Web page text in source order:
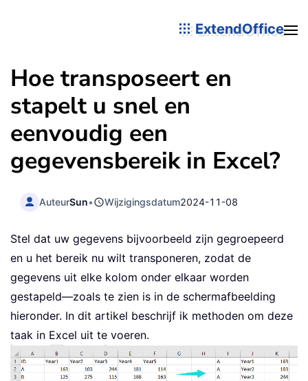
ExtendOffice
Hoe transposeert en
stapelt u snel en
eenvoudig een
gegevensbereik in Excel?
AuteurSun• Wijzigingsdatum2024-11-08
Stel dat uw gegevens bijvoorbeeld zijn gegroepeerd
en u het bereik nu wilt transponeren, zodat de
gegevens uit elke kolom onder elkaar worden
gestapeld—zoals te zien is in de schermafbeelding
hieronder. In dit artikel beschrijf ik methoden om deze
taak in Excel uit te voeren.